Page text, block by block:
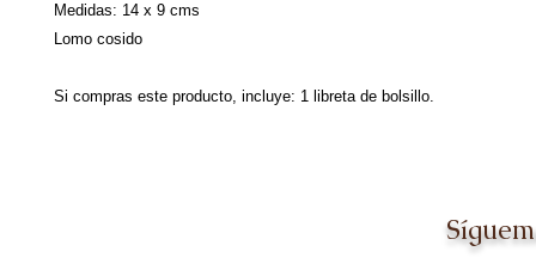
Medidas: 14 x 9 cms
Lomo cosido
Si compras este producto, incluye: 1 libreta de bolsillo.